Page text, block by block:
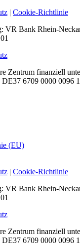
| Cookie-Richtlinie
VR Bank Rhein-
Zentrum finanziell
6709 0000 0096
(EU)
| Cookie-Richtlinie
VR Bank Rhein-
Zentrum finanziell
6709 0000 0096